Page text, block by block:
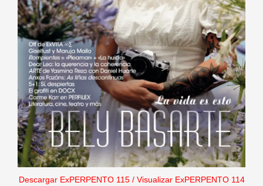
Descargar ExPERPENTO 115/ Visualizar ExPERPENTO 114